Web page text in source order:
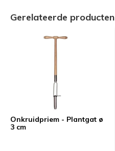
Gerelateerde producten
Onkruidpriem - Plantgat ø
3 cm